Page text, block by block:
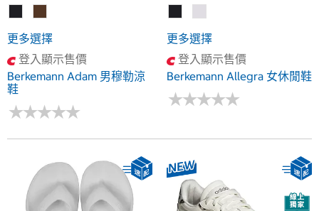
更多選擇
登入顯示售價
Berkemann Adam 男穆勒涼
鞋
★★★★★
★★★★★
更多選擇
登入顯示售價
Berkemann Allegra 女休閒鞋
★★★★★
★★★★★